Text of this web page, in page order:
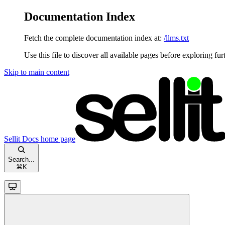
Documentation Index
Fetch the complete documentation index at: /llms.txt
Use this file to discover all available pages before exploring
Skip to main content
Sellit Docs home page
Search...
⌘ K